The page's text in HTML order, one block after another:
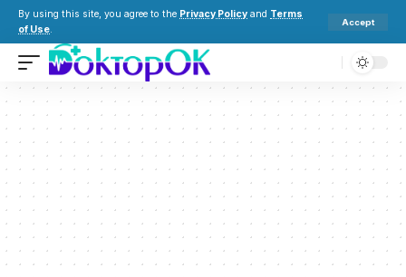
By using this site, you agree to the Privacy Policy and Terms
of Use.
Accept